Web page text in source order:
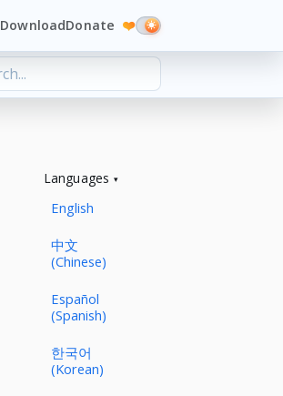
DownloadDonate ❤️
Languages
English
中文
(Chinese)
Español
(Spanish)
한국어
(Korean)